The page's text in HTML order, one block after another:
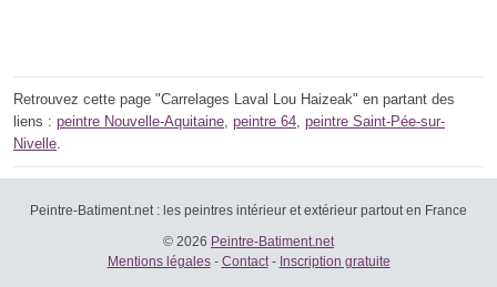
Retrouvez cette page "Carrelages Laval Lou Haizeak" en partant des
liens : peintre Nouvelle-Aquitaine peintre 64 peintre Saint-Pée-sur-
Nivelle
Peintre-Batiment.net : les peintres intérieur et extérieur partout en France
© 2026 Peintre-Batiment.net
Mentions légales- Contact- Inscription gratuite